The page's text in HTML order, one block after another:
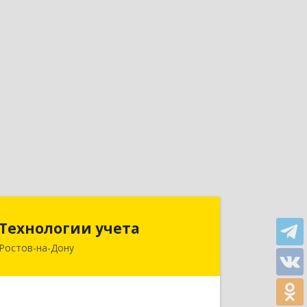
Технологии учета
Ростов-на-Дону
344064, Ростовская обл, Ростов-на-